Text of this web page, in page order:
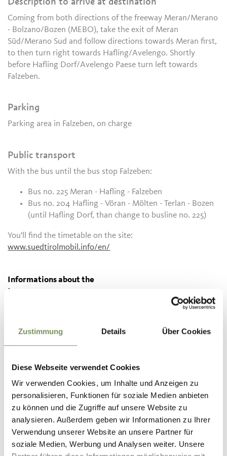
Zustimmung Details Über Cookies
Diese Webseite verwendet Cookies
Wir verwenden Cookies, um Inhalte und Anzeigen zu
personalisieren, Funktionen für soziale Medien anbieten
zu können und die Zugriffe auf unsere Website zu
analysieren. Außerdem geben wir Informationen zu Ihrer
Verwendung unserer Website an unsere Partner für
soziale Medien, Werbung und Analysen weiter. Unsere
Coming from both directions of the freeway Meran/Merano
- Bolzano/Bozen (MEBO), take the exit of Meran
Süd/Merano Sud and follow directions towards Meran first,
to then turn right towards Hafling/Avelengo. Shortly
before Hafling Dorf/Avelengo Paese turn left towards
Falzeben.
Parking
Parking area in Falzeben, on charge
Public transport
With the bus until the bus stop Falzeben:
Bus no. 225 Meran - Hafling - Falzeben
Bus no. 204 Hafling - Vöran - Mölten - Terlan - Bozen
(until Hafling Dorf, than change to busline no. 225)
You'll find the timetable on the site:
www.suedtirolmobil.info/en/
Informations about the
tour
Length 20 km
721 hm
downhill 1059 hm
Highest point 2081 m
DOWNLOAD GPX-FILE